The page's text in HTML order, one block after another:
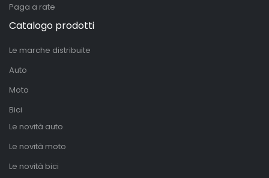
Paga a rate
Catalogo prodotti
Le marche distribuite
Auto
Moto
Bici
Le novità auto
Le novità moto
Le novità bici